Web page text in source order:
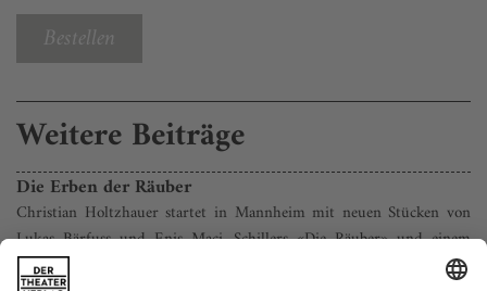
Bestellen
Weitere Beiträge
Die Erben der Räuber
Christian Holtzhauer startet in Mannheim mit neuen Stücken von
Lukas Bärfuss und Enis Maci, Schillers «Die Räuber» und einem
«Volksfest» der besonderen Art